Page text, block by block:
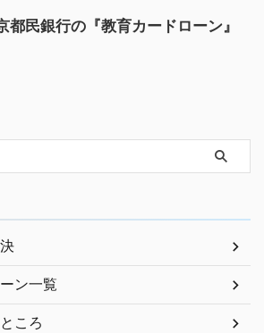
都民銀行の『教育カードローン』
ン一覧
ころ